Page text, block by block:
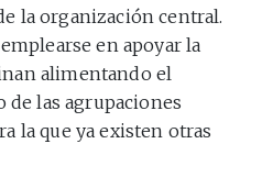
la organización central.
en apoyar la
alimentando el
las agrupaciones
la que ya existen otras